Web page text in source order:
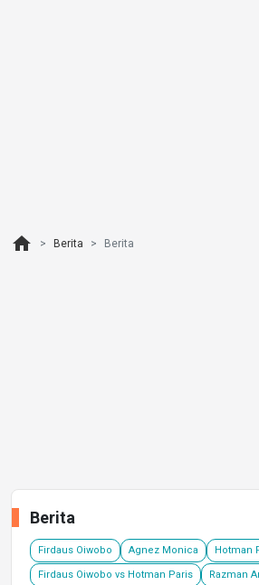
home Berita Berita
Berita
Firdaus Oiwobo Agnez Monica Hotman
Firdaus Oiwobo vs Hotman Paris Razman